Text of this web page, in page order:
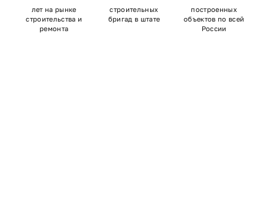
лет на рынке
строительства и
ремонта
строительных
бригад в штате
построенных
объектов по всей
России